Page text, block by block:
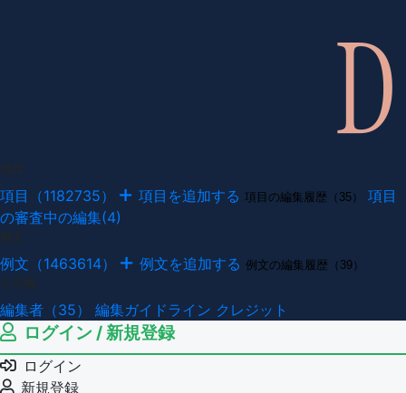
項目（1182735） 項目を追加する 項目の編集履歴（35）
項目
の審査中の編集(4)
例文（1463614） 例文を追加する 例文の編集履歴（39）
編集者（35） 編集ガイドライン クレジット
ログイン / 新規登録
ログイン
新規登録